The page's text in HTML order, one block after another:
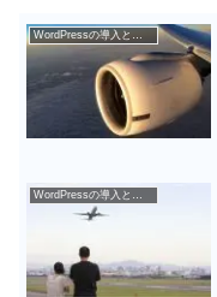
WordPressの導入と設定